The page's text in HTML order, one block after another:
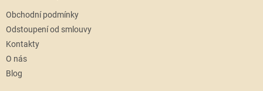
Obchodní podmínky
Odstoupení od smlouvy
Kontakty
O nás
Blog